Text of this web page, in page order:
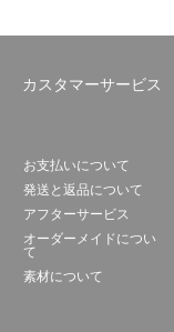
カスタマーサービス
お支払いについて
発送と返品について
アフターサービス
オーダーメイドについ
て
素材について